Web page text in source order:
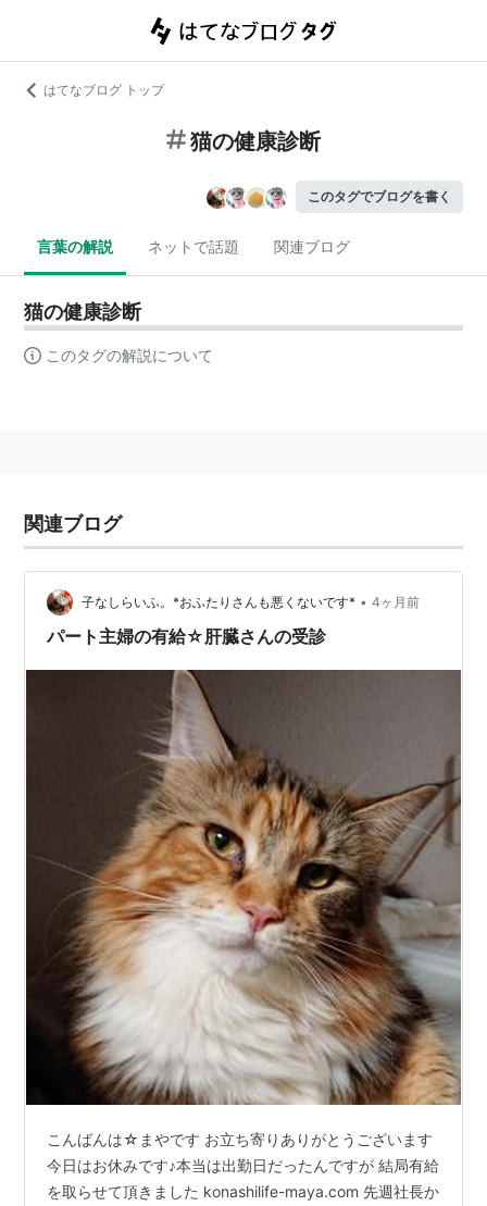
はてなブログ トップ
猫の健康診断
このタグでブログを書く
言葉の解説 ネットで話題 関連ブログ
猫の健康診断
このタグの解説について
関連ブログ
子なしらいふ。*おふたりさんも悪くないです* • 4ヶ月前
パート主婦の有給☆肝臓さんの受診
こんばんは☆まやです お立ち寄りありがとうございます
今日はお休みです♪本当は出勤日だったんですが 結局有給
を取らせて頂きました konashilife-maya.com 先週社長か